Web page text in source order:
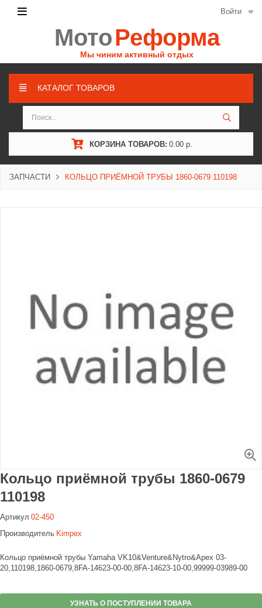
Войти
МотоРеформа
Мы чиним активный отдых
КАТАЛОГ ТОВАРОВ
КОРЗИНА ТОВАРОВ: 0.00 р.
ЗАПЧАСТИ КОЛЬЦО ПРИЁМНОЙ ТРУБЫ 1860-0679 110198
Кольцо приёмной трубы 1860-0679
110198
Артикул 02-450
Производитель Kimpex
Кольцо приёмной трубы Yamaha VK10&Venture&Nytro&Apex 03-
20,110198,1860-0679,8FA-14623-00-00,8FA-14623-10-00,99999-03989-00
УЗНАТЬ О ПОСТУПЛЕНИИ ТОВАРА